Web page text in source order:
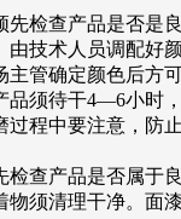
先检查产品是否是
由技术人员调配好
管确定颜色后方可
品须待干4—6小时
过程中要注意，防
检查产品是否属于
物须清理干净。面